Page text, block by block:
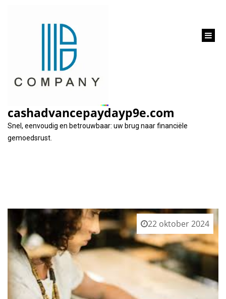
cashadvancepaydayp9e.com
Snel, eenvoudig en betrouwbaar: uw brug naar financiële
gemoedsrust.
Tag: online leningcalculator
22 oktober 2024